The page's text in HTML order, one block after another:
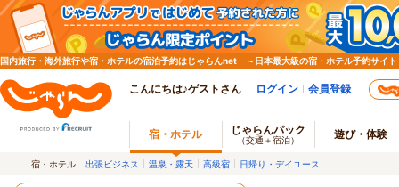
国内旅行・海外旅行や宿・ホテルの宿泊予約はじゃらんnet ～日本最大級の宿・ホテル予約サイト
こんにちは♪ゲストさん ログイン 会員登録
宿・ホテル じゃらんパック
（交通＋宿泊） 遊び・体験
宿・ホテル 出張ビジネス 温泉・露天 高級宿 日帰り・デイユース